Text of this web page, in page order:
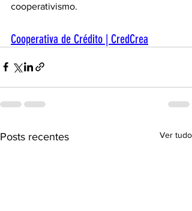
cooperativismo.
Cooperativa de Crédito | CredCrea
Posts recentes Ver tudo